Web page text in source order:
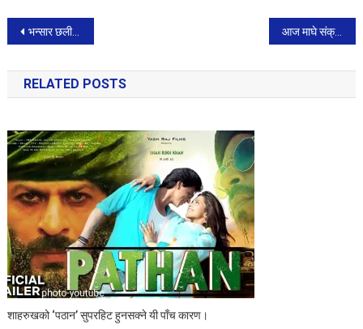
Post
navigation
भन्सार छली ल्याएको ४१ थान मोबाइलसहित फर्पिङबाट दुई जना पक्राउ। आज माघे संक्रान्ति, सार्वजनिक बिदा।
RELATED POSTS
शाहरुखको ‘पठान’ सुपरहिट हुनसक्ने यी पाँच कारण।